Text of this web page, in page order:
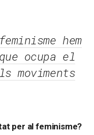
hem
ocupa el
moviments
per al feminisme?